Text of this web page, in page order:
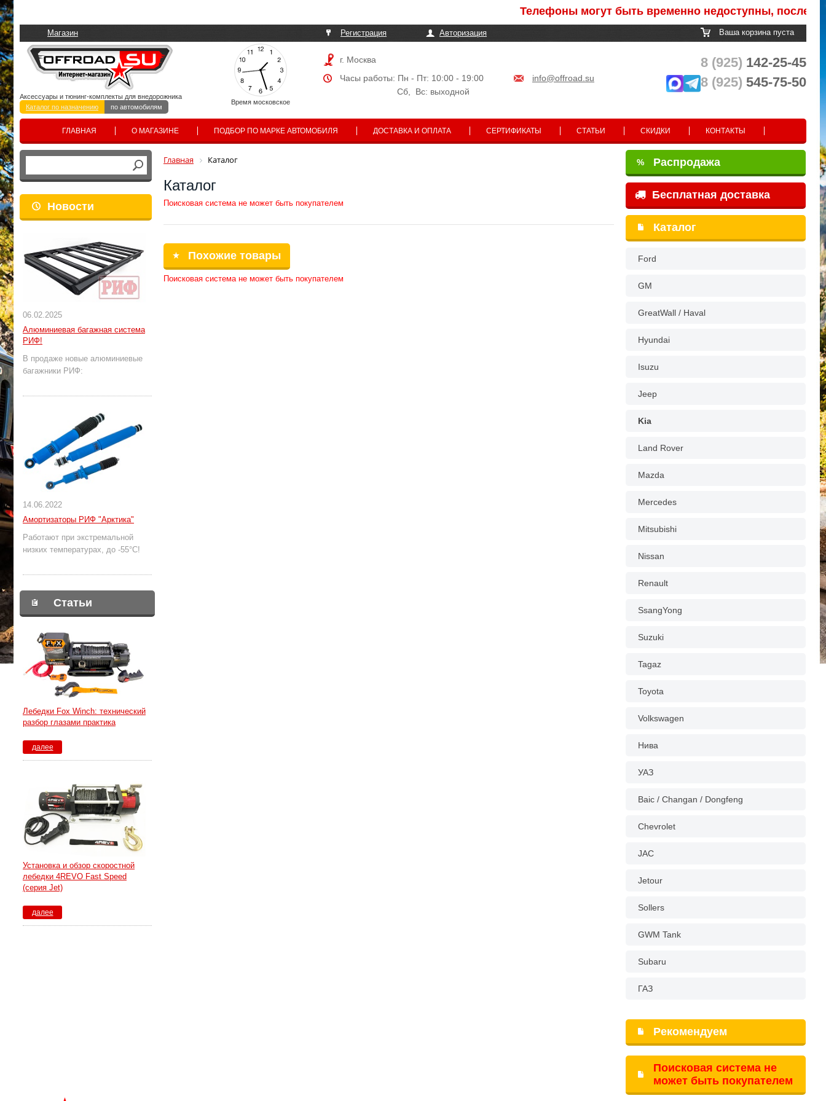
Телефоны могут быть временно недоступны, после
Магазин Регистрация Авторизация Ваша корзина пуста
Время московское
Аксессуары и тюнинг-комплекты для внедорожника
Каталог по назначению
по автомобилям
г. Москва
Часы работы: Пн - Пт: 10:00 - 19:00
info@offroad.su
Сб, Вс: выходной
8 (925) 142-25-45
8 (925) 545-75-50
ГЛАВНАЯ О МАГАЗИНЕ ПОДБОР ПО МАРКЕ АВТОМОБИЛЯ ДОСТАВКА И ОПЛАТА СЕРТИФИКАТЫ СТАТЬИ СКИДКИ КОНТАКТЫ
Новости
06.02.2025
Алюминиевая багажная система
РИФ!
В продаже новые алюминиевые
багажники РИФ:
14.06.2022
Амортизаторы РИФ "Арктика"
Работают при экстремальной
низких температурах, до -55°С!
Статьи
Лебедки Fox Winch: технический
разбор глазами практика
далее
Установка и обзор скоростной
лебедки 4REVO Fast Speed
(серия Jet)
далее
Главная Каталог
Каталог
Поисковая система не может быть покупателем
Похожие товары
Поисковая система не может быть покупателем
% Распродажа
Бесплатная доставка
Каталог
Ford
GM
GreatWall / Haval
Hyundai
Isuzu
Jeep
Kia
Land Rover
Mazda
Mercedes
Mitsubishi
Nissan
Renault
SsangYong
Suzuki
Tagaz
Toyota
Volkswagen
Нива
УАЗ
Baic / Changan / Dongfeng
Chevrolet
JAC
Jetour
Sollers
GWM Tank
Subaru
ГАЗ
Рекомендуем
Поисковая система не
может быть покупателем